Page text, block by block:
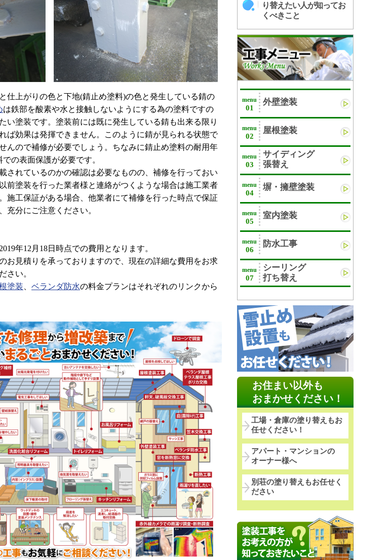
仕上がりの色と下地(錆止め塗料)の色と発生している錆の
は鉄部を酸素や水と接触しないようにする為の塗料ですの
い塗装です。塗装前には既に発生している錆も出来る限り
ば効果は発揮できません。このように錆が見られる状態で
んので補修が必要でしょう。ちなみに錆止め塗料の耐用年
の表面保護が必要です。
されているのかの確認は必要なものの、補修を行っておい
前塗装を行った業者様と連絡がつくような場合は施工業者
施工保証がある場合、他業者にて補修を行った時点で保証
充分にご注意ください。
年12月18日時点での費用となります。
お見積りを承っておりますので、現在の詳細な費用をお求
さい。
塗装、 ベランダ防水の料金プランはそれぞれのリンクから
り替えたい人が知ってお
くべきこと
menu
01
外壁塗装
menu
02
屋根塗装
menu
03
サイディング
張替え
menu
04
塀・擁壁塗装
menu
05
室内塗装
menu
06
防水工事
menu
07
シーリング
打ち替え
お住まい以外も
おまかせください！
工場・倉庫の塗り替えもお
任せください！
アパート・マンションの
オーナー様へ
別荘の塗り替えもお任せく
ださい